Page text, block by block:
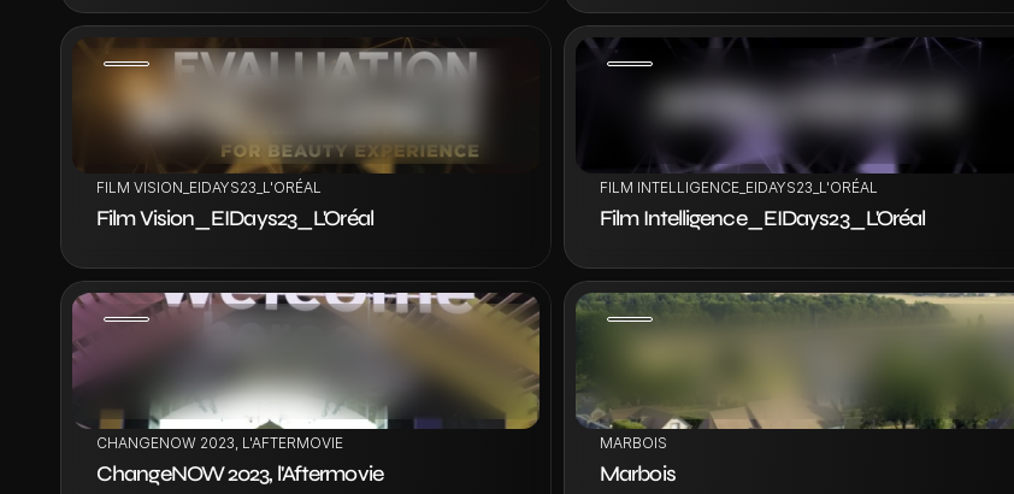
VOIR LE PROJET
FILM VISION_EIDAYS23_L'ORÉAL
Film Vision_EIDays23_L'Oréal
FILM INTELLIGENCE_EIDAYS23_L'ORÉAL
Film Intelligence_EIDays23_L'Oréal
CHANGENOW 2023, L'AFTERMOVIE
ChangeNOW 2023, l'Aftermovie
MARBOIS
Marbois